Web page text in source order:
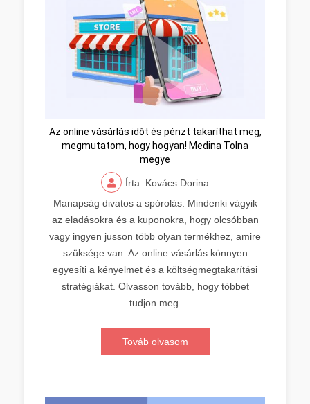
Az online vásárlás időt és pénzt takaríthat meg,
megmutatom, hogy hogyan! Medina Tolna
megye
Írta: Kovács Dorina
Manapság divatos a spórolás. Mindenki vágyik
az eladásokra és a kuponokra, hogy olcsóbban
vagy ingyen jusson több olyan termékhez, amire
szüksége van. Az online vásárlás könnyen
egyesíti a kényelmet és a költségmegtakarítási
stratégiákat. Olvasson tovább, hogy többet
tudjon meg.
Továb olvasom